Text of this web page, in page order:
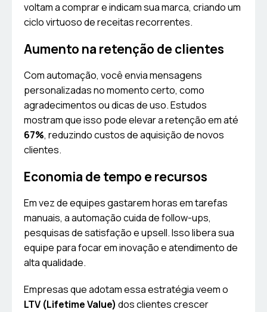
voltam a comprar e indicam sua marca, criando um
ciclo virtuoso de receitas recorrentes.
Aumento na retenção de clientes
Com automação, você envia mensagens
personalizadas no momento certo, como
agradecimentos ou dicas de uso. Estudos
mostram que isso pode elevar a retenção em até
67%, reduzindo custos de aquisição de novos
clientes.
Economia de tempo e recursos
Em vez de equipes gastarem horas em tarefas
manuais, a automação cuida de follow-ups,
pesquisas de satisfação e upsell. Isso libera sua
equipe para focar em inovação e atendimento de
alta qualidade.
Empresas que adotam essa estratégia veem o
LTV (Lifetime Value) dos clientes crescer